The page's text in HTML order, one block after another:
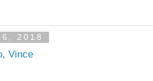
2018
Vince